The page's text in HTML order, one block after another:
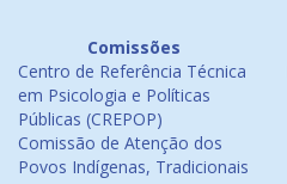
Comissões
Centro de Referência Técnica
em Psicologia e Políticas
Públicas (CREPOP)
Comissão de Atenção dos
Povos Indígenas, Tradicionais